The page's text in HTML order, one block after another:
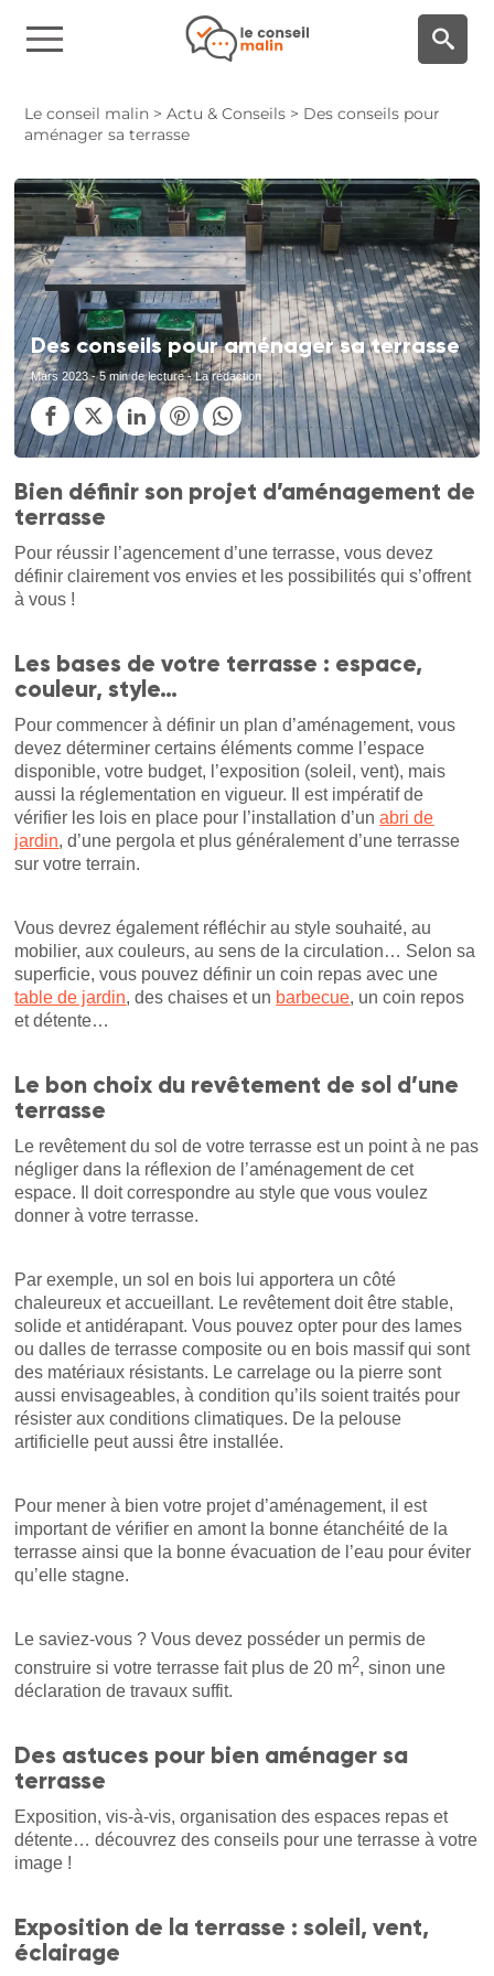
Le conseil malin >Actu & Conseils > Des conseils pour
aménager sa terrasse
Des conseils pour aménager sa terrasse
Mars 2023- 5 min de lecture - La rédaction
Bien définir son projet d’aménagement de
terrasse
Pour réussir l’agencement d’une terrasse, vous devez
définir clairement vos envies et les possibilités qui s’offrent
à vous !
Les bases de votre terrasse : espace,
couleur, style…
Pour commencer à définir un plan d’aménagement, vous
devez déterminer certains éléments comme l’espace
disponible, votre budget, l’exposition (soleil, vent), mais
aussi la réglementation en vigueur. Il est impératif de
vérifier les lois en place pour l’installation d’unabri de
jardin, d’une pergola et plus généralement d’une terrasse
sur votre terrain.
Vous devrez également réfléchir au style souhaité, au
mobilier, aux couleurs, au sens de la circulation… Selon sa
superficie, vous pouvez définir un coin repas avec une
table de jardin, des chaises et un barbecue, un coin repos
et détente…
Le bon choix du revêtement de sol d’une
terrasse
Le revêtement du sol de votre terrasse est un point à ne pas
négliger dans la réflexion de l’aménagement de cet
espace. Il doit correspondre au style que vous voulez
donner à votre terrasse.
Par exemple, un sol en bois lui apportera un côté
chaleureux et accueillant. Le revêtement doit être stable,
solide et antidérapant. Vous pouvez opter pour des lames
ou dalles de terrasse composite ou en bois massif qui sont
des matériaux résistants. Le carrelage ou la pierre sont
aussi envisageables, à condition qu’ils soient traités pour
résister aux conditions climatiques. De la pelouse
artificielle peut aussi être installée.
Pour mener à bien votre projet d’aménagement, il est
important de vérifier en amont la bonne étanchéité de la
terrasse ainsi que la bonne évacuation de l’eau pour éviter
qu’elle stagne.
Le saviez-vous ? Vous devez posséder un permis de
construire si votre terrasse fait plus de 20 m2, sinon une
déclaration de travaux suffit.
Des astuces pour bien aménager sa
terrasse
Exposition, vis-à-vis, organisation des espaces repas et
détente… découvrez des conseils pour une terrasse à votre
image !
Exposition de la terrasse : soleil, vent,
éclairage